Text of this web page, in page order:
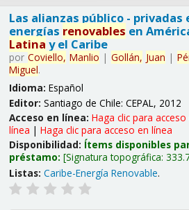
Las alianzas público - privadas
energías renovables en
Latina y el Caribe
por Coviello, Manlio | Gollán, Juan |
Miguel.
Idioma: Español
Editor: Santiago de Chile: CEPAL, 2012
Acceso en línea: Haga clic para acceso
línea | Haga clic para acceso en línea
Disponibilidad: Ítems disponibles
préstamo: Signatura topográfica:
Listas: Caribe-Energía Renovable.